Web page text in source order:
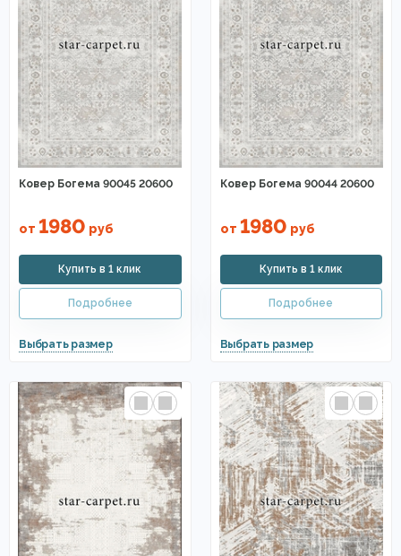
Ковер Богема 90045 20600
от 1980 руб
Ковер Богема 90044 20600
от 1980 руб